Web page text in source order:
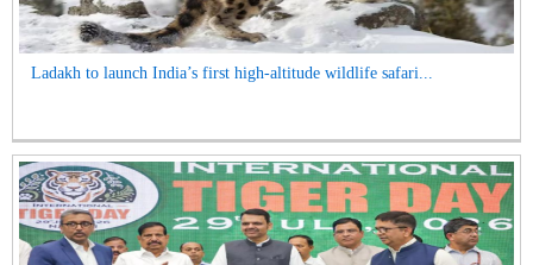
Ladakh to launch India’s first high-altitude wildlife safari...